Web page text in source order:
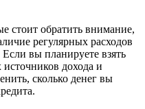
стоит обратить внимание,
регулярных расходов
вы планируете взять
источников дохода и
сколько денег вы